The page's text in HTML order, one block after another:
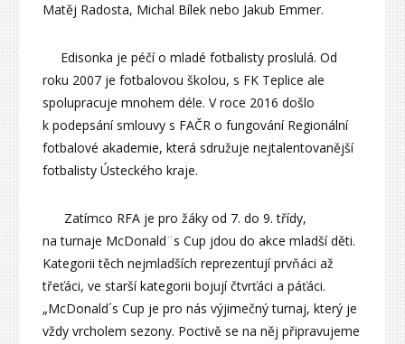
Matěj Radosta, Michal Bílek nebo Jakub Emmer.
Edisonka je péčí o mladé fotbalisty proslulá. Od
roku 2007 je fotbalovou školou, s FK Teplice ale
spolupracuje mnohem déle. V roce 2016 došlo
k podepsání smlouvy s FAČR o fungování Regionální
fotbalové akademie, která sdružuje nejtalentovanější
fotbalisty Ústeckého kraje.
Zatímco RFA je pro žáky od 7. do 9. třídy,
na turnaje McDonald¨s Cup jdou do akce mladší děti.
Kategorii těch nejmladších reprezentují prvňáci až
třeťáci, ve starší kategorii bojují čtvrťáci a páťáci.
„McDonald´s Cup je pro nás výjimečný turnaj, který je
vždy vrcholem sezony. Poctivě se na něj připravujeme